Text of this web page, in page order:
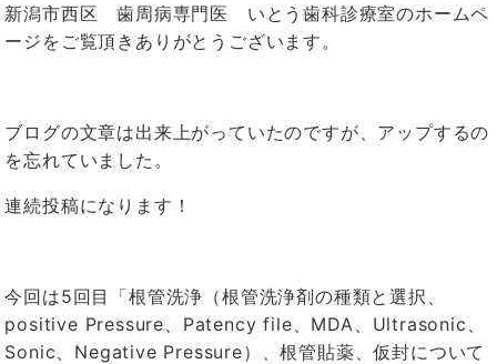
新潟市西区 歯周病専門医 いとう歯科診療室のホームペ
ージをご覧頂きありがとうございます。
ブログの文章は出来上がっていたのですが、アップするの
を忘れていました。
連続投稿になります！
今回は5回目「根管洗浄（根管洗浄剤の種類と選択、
positive Pressure
Patency file MDA Ultrasonic
Sonic
Negative Pressure）、根管貼薬、仮封について